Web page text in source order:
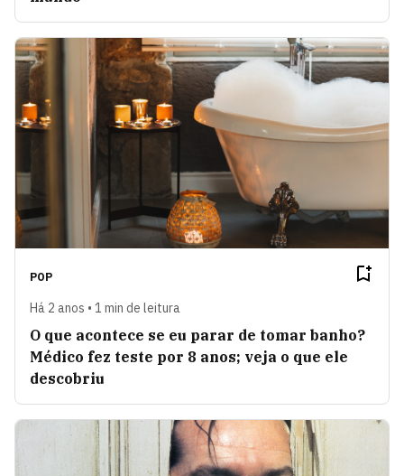
POP
Há 2 anos • 1 min de leitura
O que acontece se eu parar de tomar banho?
Médico fez teste por 8 anos; veja o que ele
descobriu